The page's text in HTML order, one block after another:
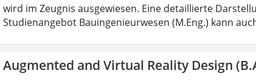
wird im Zeugnis ausgewiesen. Eine detaillierte
Studienangebot Bauingenieurwesen (M.Eng.) kann
Augmented and Virtual Reality Design